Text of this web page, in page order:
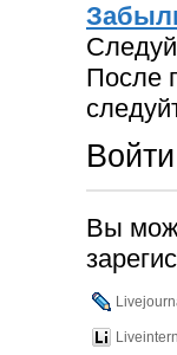
После
Вы